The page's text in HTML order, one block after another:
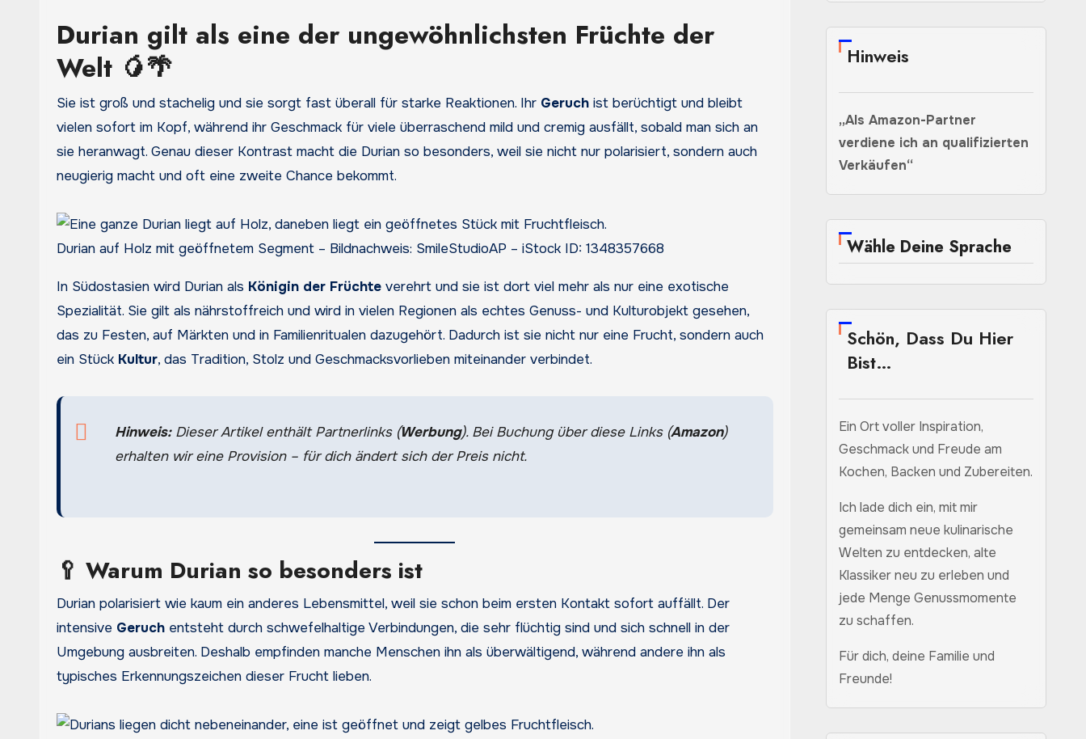
Durian gilt als eine der ungewöhnlichsten Früchte der
Welt 🥭🌴
Sie ist groß und stachelig und sie sorgt fast überall für starke Reaktionen. Ihr Geruch ist berüchtigt und bleibt
vielen sofort im Kopf, während ihr Geschmack für viele überraschend mild und cremig ausfällt, sobald man sich an
sie heranwagt. Genau dieser Kontrast macht die Durian so besonders, weil sie nicht nur polarisiert, sondern auch
neugierig macht und oft eine zweite Chance bekommt.
Durian auf Holz mit geöffnetem Segment – Bildnachweis: SmileStudioAP – iStock ID: 1348357668
In Südostasien wird Durian als Königin der Früchte verehrt und sie ist dort viel mehr als nur eine exotische
Spezialität. Sie gilt als nährstoffreich und wird in vielen Regionen als echtes Genuss- und Kulturobjekt gesehen,
das zu Festen, auf Märkten und in Familienritualen dazugehört. Dadurch ist sie nicht nur eine Frucht, sondern auch
ein Stück Kultur, das Tradition, Stolz und Geschmacksvorlieben miteinander verbindet.
Hinweis:Dieser Artikel enthält Partnerlinks (Werbung). Bei Buchung über diese Links (Amazon)
erhalten wir eine Provision – für dich ändert sich der Preis nicht.
🥄 Warum Durian so besonders ist
Durian polarisiert wie kaum ein anderes Lebensmittel, weil sie schon beim ersten Kontakt sofort auffällt. Der
intensive Geruch entsteht durch schwefelhaltige Verbindungen, die sehr flüchtig sind und sich schnell in der
Umgebung ausbreiten. Deshalb empfinden manche Menschen ihn als überwältigend, während andere ihn als
typisches Erkennungszeichen dieser Frucht lieben.
Hinweis
„Als Amazon-Partner
verdiene ich an qualifizierten
Verkäufen“
Wähle Deine Sprache
Schön, Dass Du Hier
Bist…
Ein Ort voller Inspiration,
Geschmack und Freude am
Kochen, Backen und Zubereiten.
Ich lade dich ein, mit mir
gemeinsam neue kulinarische
Welten zu entdecken, alte
Klassiker neu zu erleben und
jede Menge Genussmomente
zu schaffen.
Für dich, deine Familie und
Freunde!